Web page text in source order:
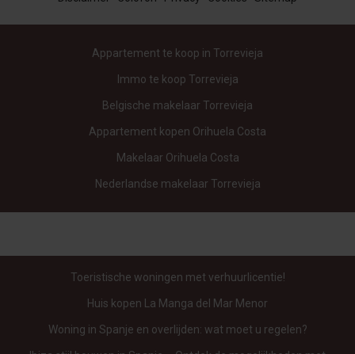
Appartement te koop in Torrevieja
Immo te koop Torrevieja
Belgische makelaar Torrevieja
Appartement kopen Orihuela Costa
Makelaar Orihuela Costa
Nederlandse makelaar Torrevieja
Toeristische woningen met verhuurlicentie!
Huis kopen La Manga del Mar Menor
Woning in Spanje en overlijden: wat moet u regelen?